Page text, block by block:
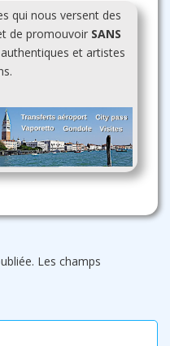
qui nous versent des
de promouvoir SANS
et artistes
Les champs